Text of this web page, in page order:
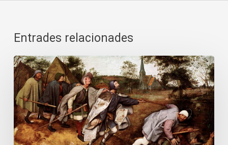
Entrades relacionades
Pandèmia
i
persecucions